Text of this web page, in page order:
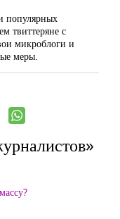
популярных
твиттеряне с
микроблоги и
меры.